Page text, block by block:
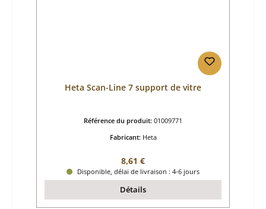
Heta Scan-Line 7 support de vitre
Référence du produit: 01009771
Fabricant: Heta
Prix régulier :
8,61 €
Disponible, délai de livraison : 4-6 jours
Détails